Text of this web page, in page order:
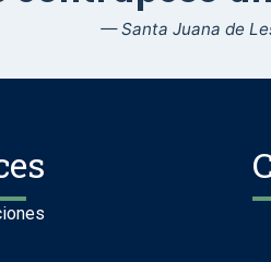
— Santa Juana de